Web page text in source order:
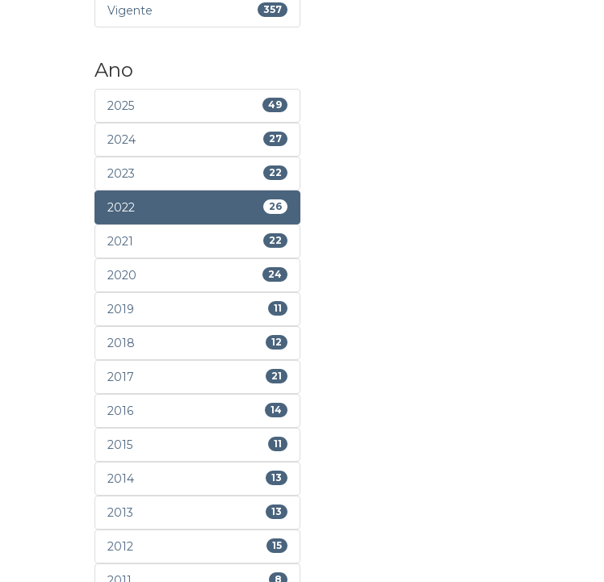
Vigente 357
Ano
2025 49
2024 27
2023 22
2022 26
2021 22
2020 24
2019 11
2018 12
2017 21
2016 14
2015 11
2014 13
2013 13
2012 15
8